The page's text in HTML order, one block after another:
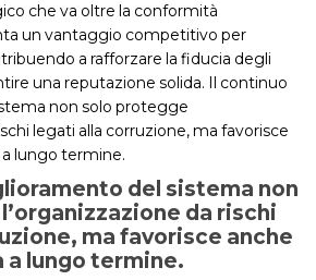
che va oltre la conformità
un vantaggio competitivo per
a rafforzare la fiducia degli
una reputazione solida. Il continuo
non solo protegge
legati alla corruzione, ma favorisce
lungo termine.
del sistema non
da rischi
ma favorisce anche
a lungo termine.